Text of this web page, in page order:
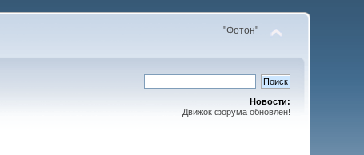
"Фотон"
Новости:
Движок форума обновлен!